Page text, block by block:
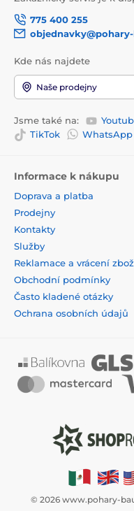
775 400 255
Kde nás najdete
Naše prodejny
Jsme také na:
TikTok
WhatsApp
Informace k nákupu
Doprava a platba
Prodejny
Kontakty
Služby
Reklamace a vrácení
Obchodní podmínky
Často kladené otázky
Ochrana osobních údajů
© 2026 www.pohary-